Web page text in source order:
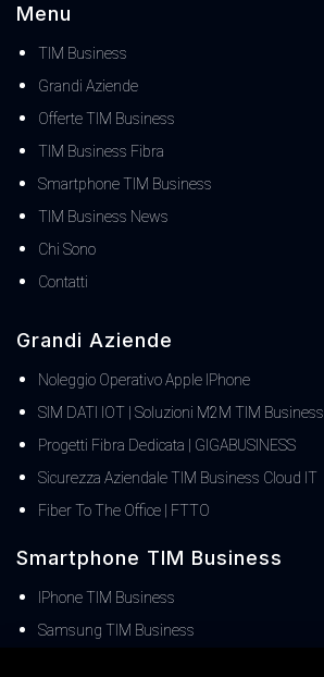
Menu
TIM Business
Grandi Aziende
Offerte TIM Business
TIM Business Fibra
Smartphone TIM Business
TIM Business News
Chi Sono
Contatti
Grandi Aziende
Noleggio Operativo Apple IPhone
SIM DATI IOT | Soluzioni M2M TIM Business
Progetti Fibra Dedicata | GIGABUSINESS
Sicurezza Aziendale TIM Business Cloud IT
Fiber To The Office | FTTO
Smartphone TIM Business
IPhone TIM Business
Samsung TIM Business